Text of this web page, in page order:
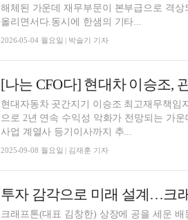
해체된 가운데 재무부문이 본부급으로 격
올리면서다.동시에 한샘의 기타...
2026-05-04 월요일 | 박슬기 기자
[나는 CFO다] 현대차 이승조,
현대자동차 곳간지기 이승조 최고재무책임
으로 2년 연속 수익성 악화가 전망되는 가
사업 계열사 등기이사까지 추...
2025-09-08 월요일 | 김재훈 기자
투자 감각으로 미래 설계…크
크래프톤(대표 김창한) 상장에 공을 세운